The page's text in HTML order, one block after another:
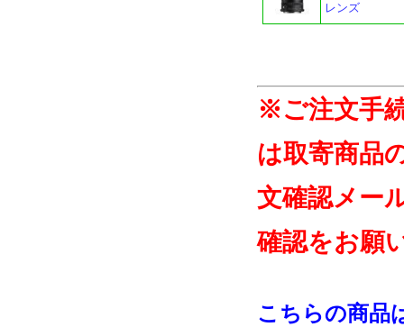
レンズ
※ご注文手
は取寄商品
文確認メー
確認をお願
こちらの商品